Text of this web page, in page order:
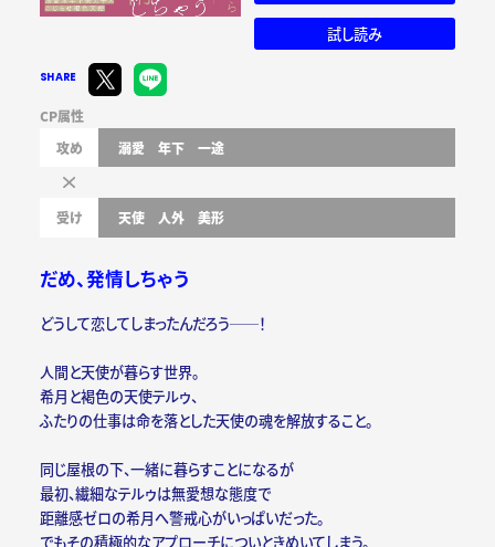
試し読み
SHARE
CP属性
攻め
溺愛 年下 一途
受け 天使 人外 美形
だめ、発情しちゃう
どうして恋してしまったんだろう──！
人間と天使が暮らす世界。
希月と褐色の天使テルゥ、
ふたりの仕事は命を落とした天使の魂を解放すること。
同じ屋根の下、一緒に暮らすことになるが
最初、繊細なテルゥは無愛想な態度で
距離感ゼロの希月へ警戒心がいっぱいだった。
でもその積極的なアプローチについときめいてしまう。